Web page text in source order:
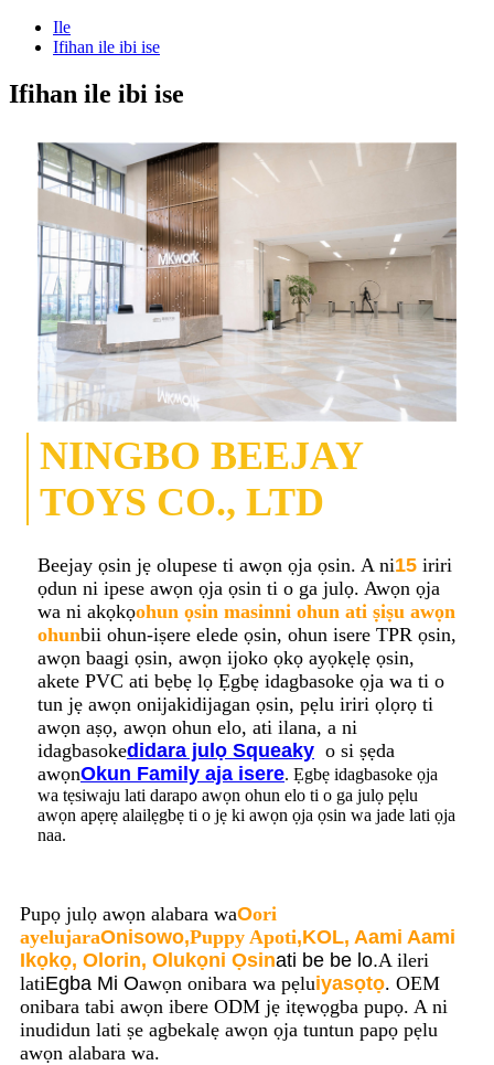
Ile
Ifihan ile ibi ise
Ifihan ile ibi ise
NINGBO BEEJAY
TOYS CO., LTD
Beejay ọsin jẹ olupese ti awọn ọja ọsin. A ni15 iriri
ọdun ni ipese awọn ọja ọsin ti o ga julọ. Awọn ọja
wa ni akọkọohun ọsin masinni ohun ati ṣiṣu awọn
ohunbii ohun-iṣere elede ọsin, ohun isere TPR ọsin,
awọn baagi ọsin, awọn ijoko ọkọ ayọkẹlẹ ọsin,
akete PVC ati bẹbẹ lọ Ẹgbẹ idagbasoke ọja wa ti o
tun jẹ awọn onijakidijagan ọsin, pẹlu iriri ọlọrọ ti
awọn aṣọ, awọn ohun elo, ati ilana, a ni
idagbasokedidara julọ Squeaky o si ṣẹda
awọnOkun Family aja isere. Ẹgbẹ idagbasoke ọja
wa tẹsiwaju lati darapo awọn ohun elo ti o ga julọ pẹlu
awọn apẹrẹ alailẹgbẹ ti o jẹ ki awọn ọja ọsin wa jade lati ọja
naa.
Pupọ julọ awọn alabara waOori
ayelujaraOnisowo,Puppy Apoti,KOL, Aami Aami
Ikọkọ, Olorin, Olukọni Ọsinati be be lo.A ileri
latiEgba Mi Oawọn onibara wa pẹluiyasọtọ. OEM
onibara tabi awọn ibere ODM jẹ itẹwọgba pupọ. A ni
inudidun lati ṣe agbekalẹ awọn ọja tuntun papọ pẹlu
awọn alabara wa.